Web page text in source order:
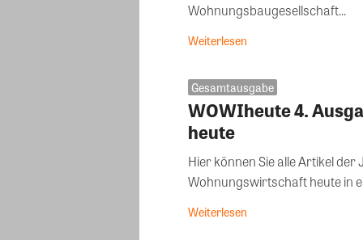
Wohnungsbaugesellschaft...
Weiterlesen
Gesamtausgabe
WOWIheute 4.
heute
Hier können Sie alle Artikel
Weiterlesen